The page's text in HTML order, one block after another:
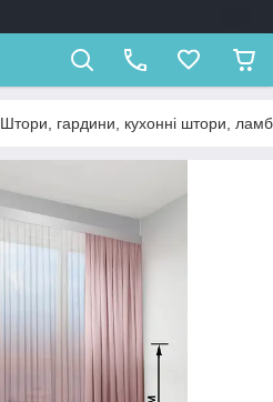
Штори, гардини, кухонні штори,